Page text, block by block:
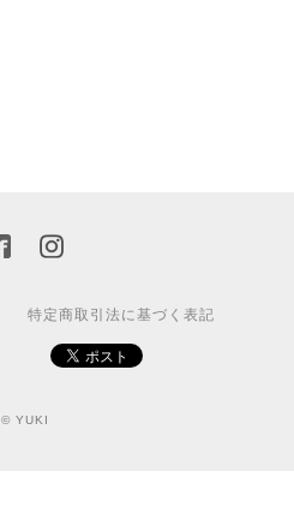
特定商取引法に基づく表記
© YUKI